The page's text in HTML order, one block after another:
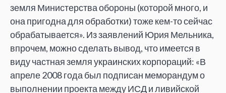
земля Министерства обороны (которой много, и
она пригодна для обработки) тоже кем-то сейчас
обрабатывается». Из заявлений Юрия Мельника,
впрочем, можно сделать вывод, что имеется в
виду частная земля украинских корпораций: «В
апреле 2008 года был подписан меморандум о
выполнении проекта между ИСД и ливийской